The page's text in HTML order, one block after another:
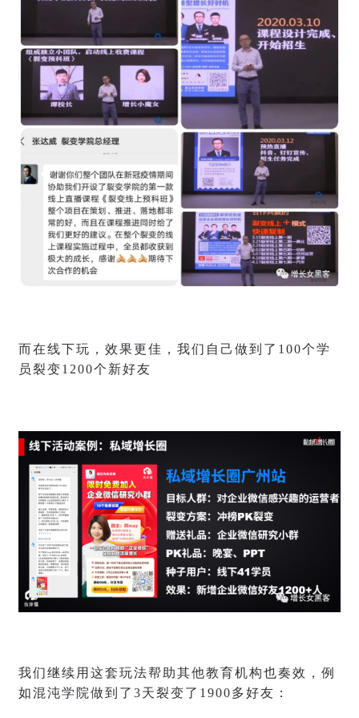
而在线下玩，效果更佳，我们自己做到了100个学
员裂变1200个新好友
我们继续用这套玩法帮助其他教育机构也奏效，例
如混沌学院做到了3天裂变了1900多好友：